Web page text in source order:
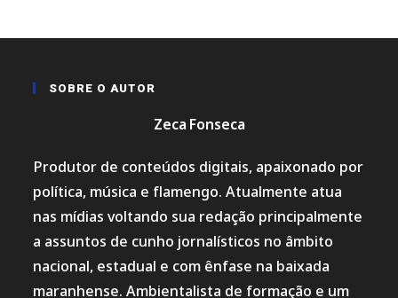
SOBRE O AUTOR
Zeca Fonseca
Produtor de conteúdos digitais, apaixonado por
política, música e flamengo. Atualmente atua
nas mídias voltando sua redação principalmente
a assuntos de cunho jornalísticos no âmbito
nacional, estadual e com ênfase na baixada
maranhense. Ambientalista de formação e um